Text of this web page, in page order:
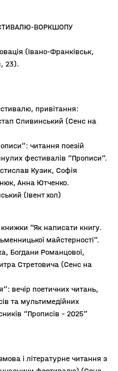
ВОРКШОПУ
(Івано-Франківськ,
23).
привітання:
Сливинський (Сенс на
читання поезій
фестивалів “Прописи”.
Кузик, Софія
Анна Ютченко.
(Івент хол)
“Як написати книгу.
майстерності”.
Богдани Романцової,
Стретовича (Сенс на
вечір поетичних читань,
та мультимедійних
“Прописів – 2025”
і літературне читання з